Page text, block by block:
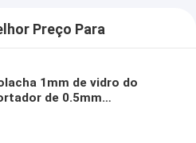
Preço Para
1mm de vidro do
de 0.5mm